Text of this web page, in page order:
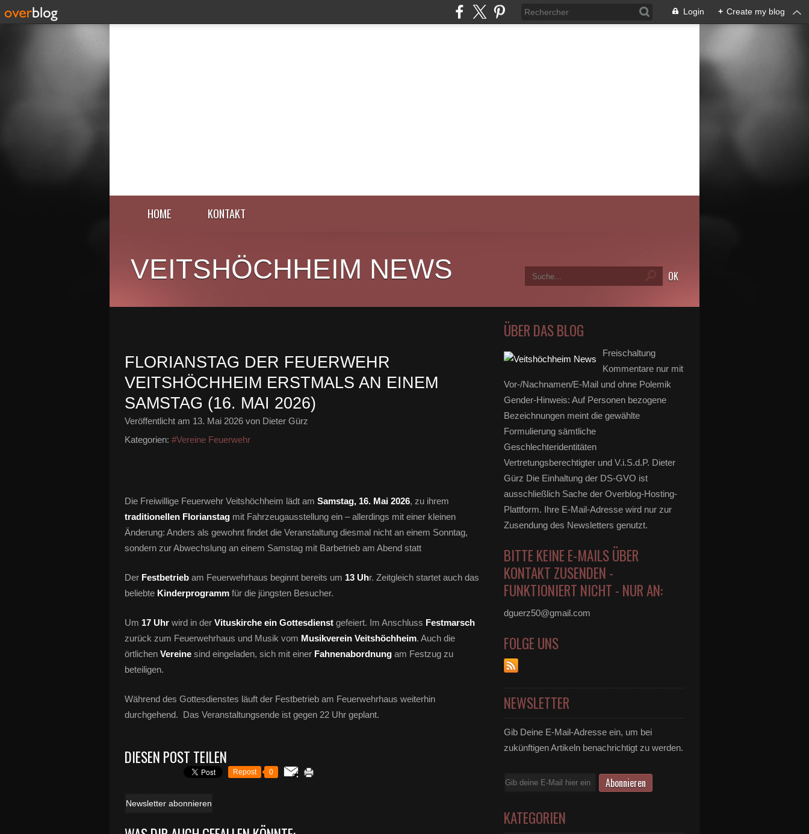
Login + Create my blog
HOME KONTAKT
VEITSHÖCHHEIM NEWS
FLORIANSTAG DER FEUERWEHR
VEITSHÖCHHEIM ERSTMALS AN EINEM
SAMSTAG (16. MAI 2026)
Veröffentlicht am 13. Mai 2026 von Dieter Gürz
Kategorien: #Vereine Feuerwehr
Die Freiwillige Feuerwehr Veitshöchheim lädt am Samstag, 16. Mai 2026, zu ihrem
traditionellen Florianstag mit Fahrzeugausstellung ein – allerdings mit einer kleinen
Änderung: Anders als gewohnt findet die Veranstaltung diesmal nicht an einem Sonntag,
sondern zur Abwechslung an einem Samstag mit Barbetrieb am Abend statt
Der Festbetrieb am Feuerwehrhaus beginnt bereits um 13 Uhr. Zeitgleich startet auch das
beliebte Kinderprogramm für die jüngsten Besucher.
Um 17 Uhr wird in der Vituskirche ein Gottesdienst gefeiert. Im Anschluss Festmarsch
zurück zum Feuerwehrhaus und Musik vom Musikverein Veitshöchheim. Auch die
örtlichen Vereine sind eingeladen, sich mit einer Fahnenabordnung am Festzug zu
beteiligen.
Während des Gottesdienstes läuft der Festbetrieb am Feuerwehrhaus weiterhin
durchgehend. Das Veranstaltungsende ist gegen 22 Uhr geplant.
DIESEN POST TEILEN
Repost 0
Newsletter abonnieren
ÜBER DAS BLOG
Freischaltung
Kommentare nur mit
Vor-/Nachnamen/E-Mail und ohne Polemik
Gender-Hinweis: Auf Personen bezogene
Bezeichnungen meint die gewählte
Formulierung sämtliche
Geschlechteridentitäten
Vertretungsberechtigter und V.i.S.d.P. Dieter
Gürz Die Einhaltung der DS-GVO ist
ausschließlich Sache der Overblog-Hosting-
Plattform. Ihre E-Mail-Adresse wird nur zur
Zusendung des Newsletters genutzt.
BITTE KEINE E-MAILS ÜBER
KONTAKT ZUSENDEN -
FUNKTIONIERT NICHT - NUR AN:
dguerz50@gmail.com
FOLGE UNS
NEWSLETTER
Gib Deine E-Mail-Adresse ein, um bei
zukünftigen Artikeln benachrichtigt zu werden.
E-
KATEGORIEN